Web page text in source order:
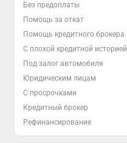
Без предоплаты
Помощь за откат
Помощь кредитного брокера
С плохой кредитной историей
Под залог автомобиля
Юридическим лицам
С просрочками
Кредитный брокер
Рефинансирование